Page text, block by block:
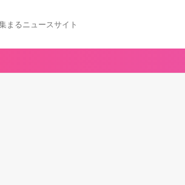
まるニュースサイト